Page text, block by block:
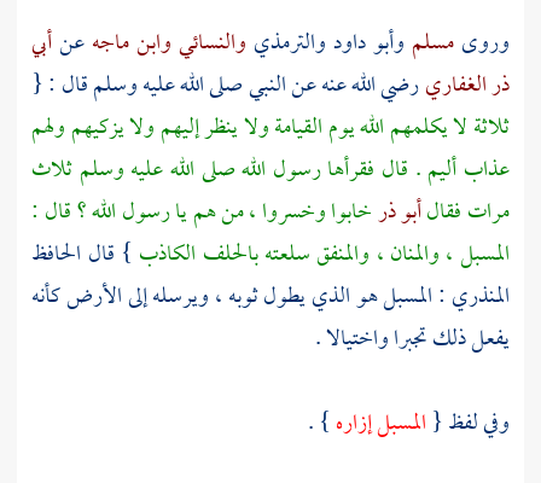
وروىمسلم وأبو داودوالترمذي والنسائيوابن ماجهعنأبي
ذر الغفاريرضي الله عنه عن النبي صلى الله عليه وسلم قال : {
ثلاثة لا يكلمهم الله يوم القيامة ولا ينظر إليهم ولا يزكيهم ولهم
عذاب أليم . قال فقرأها رسول الله صلى الله عليه وسلم ثلاث
مرات فقالأبو ذرخابوا وخسروا ، من هم يا رسول الله ؟ قال :
المسبل ، والمنان ، والمنفق سلعته بالحلف الكاذب } قال الحافظ
المنذري : المسبل هو الذي يطول ثوبه ، ويرسله إلى الأرض كأنه
يفعل ذلك تجبرا واختيالا .
وفي لفظ {المسبل إزاره} .